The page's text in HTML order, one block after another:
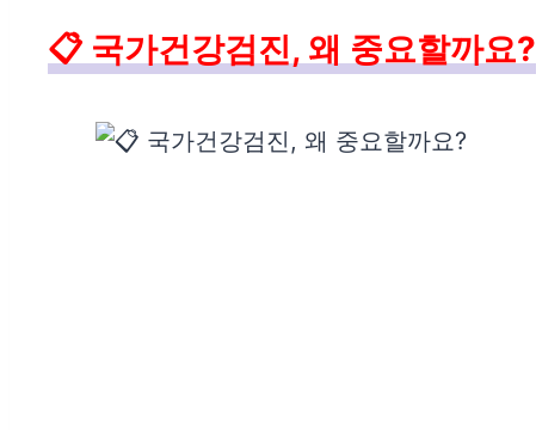
📋 국가건강검진, 왜 중요할까요?